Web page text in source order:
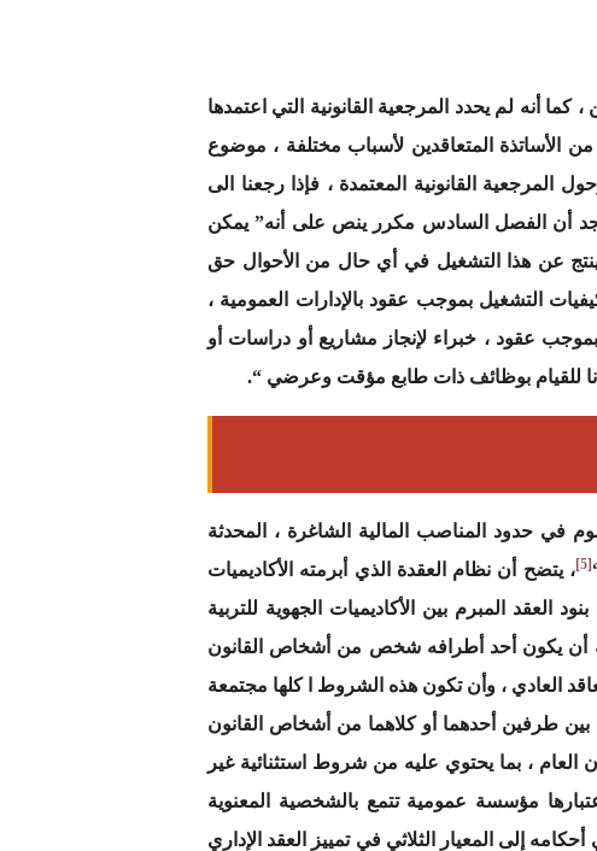
كما أنه لم يحدد المرجعية القانونية التي اعتمدها
الأساتذة المتعاقدين لأسباب مختلفة ، موضوع
المرجعية القانونية المعتمدة ، فإذا رجعنا الى
القانونيةالمنظمة للوظيفة العمومية خاصة النظام الأساسي للوظيفة العمومية الصادر سنة 1958نجد أن الفصل السادس مكرر ينص على أنه” يمكن
عن هذا التشغيل في أي حال من الأحوال حق
في9غشت 2016 المحدد لشروط وكيفيات التشغيل بموجب عقود بالإدارات العمومية ،
عقود ، خبراء لإنجاز مشاريع أو دراسات أو
للقيام بوظائف ذات طابع مؤقت وعرضي “.
في حدود المناصب المالية الشاغرة ، المحدثة
[5]
، يتضح أن نظام العقدة الذي أبرمته الأكاديميات
العقد المبرم بين الأكاديميات الجهوية للتربية
أن يكون أحد أطرافه شخص من أشخاص القانون
العادي ، وأن تكون هذه الشروط ا كلها مجتمعة
بين طرفين أحدهما أو كلاهما من أشخاص القانون
، بما يحتوي عليه من شروط استثنائية غير
مؤسسة عمومية تتمع بالشخصية المعنوية
إلى المعيار الثلاثي في تمييز العقد الإداري